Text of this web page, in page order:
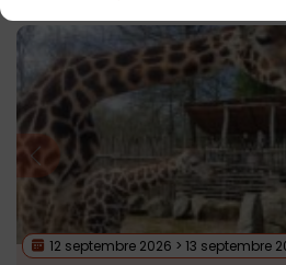
12 septembre 2026 > 13 septembre